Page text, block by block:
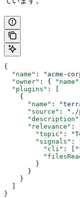
{
  "name"
: "acme-
  "owner"
: { "name"
  "plugins"
: [
    {
      "name"
:
      "source"
: "./
      "description"
      "relevance"
:
        "topic"
:
        "signals"
:
          "cli"
: [
        }
      }
    }
  ]
}